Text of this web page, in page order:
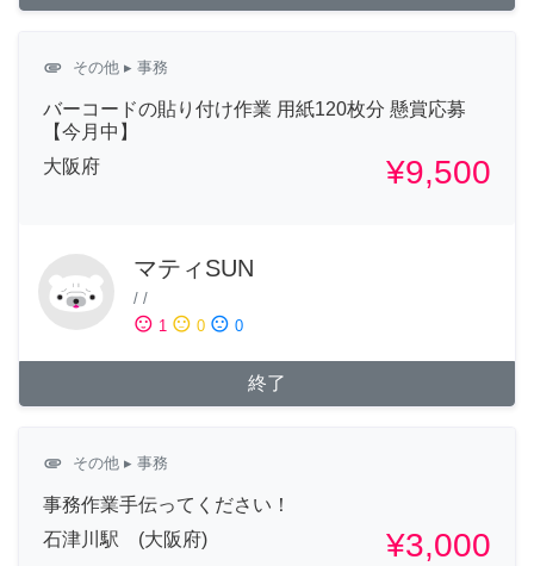
attachment その他 ▸ 事務
バーコードの貼り付け作業 用紙120枚分 懸賞応募
【今月中】
大阪府
¥9,500
マティSUN
/ /
sentiment_satisfied 1 sentiment_neutral 0 sentiment_dissatisfied 0
終了
attachment その他 ▸ 事務
事務作業手伝ってください！
石津川駅 (大阪府)
¥3,000